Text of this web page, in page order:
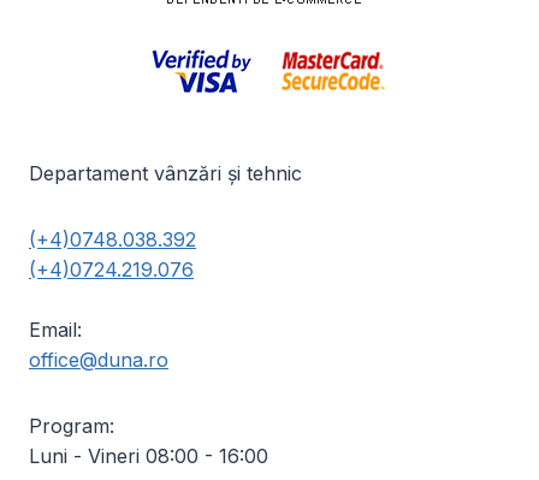
Departament vânzări și tehnic
(+4)0748.038.392
(+4)0724.219.076
Email:
office@duna.ro
Program:
Luni - Vineri 08:00 - 16:00